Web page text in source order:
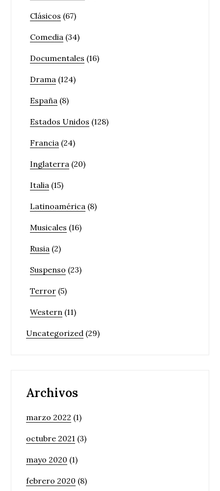
Clásicos (67)
Comedia (34)
Documentales (16)
Drama (124)
España (8)
Estados Unidos (128)
Francia (24)
Inglaterra (20)
Italia (15)
Latinoamérica (8)
Musicales (16)
Rusia (2)
Suspenso (23)
Terror (5)
Western (11)
Uncategorized (29)
Archivos
marzo 2022 (1)
octubre 2021 (3)
mayo 2020 (1)
febrero 2020 (8)